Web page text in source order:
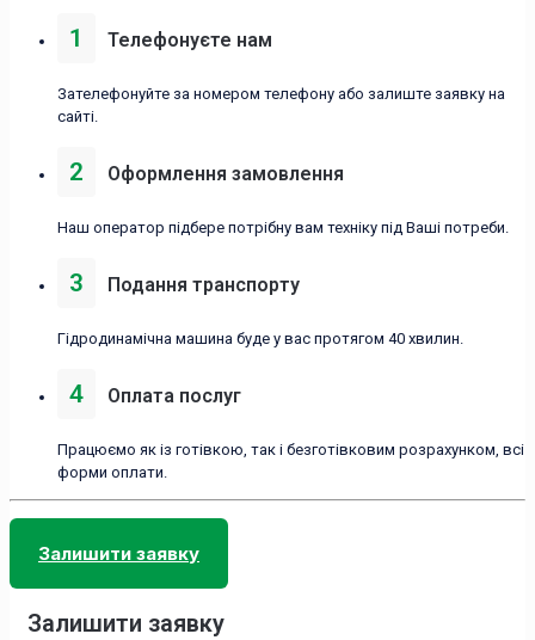
1 Телефонуєте нам
Зателефонуйте за номером телефону або залиште заявку на
сайті.
2 Оформлення замовлення
Наш оператор підбере потрібну вам техніку під Ваші потреби.
3 Подання транспорту
Гідродинамічна машина буде у вас протягом 40 хвилин.
4 Оплата послуг
Працюємо як із готівкою, так і безготівковим розрахунком, всі
форми оплати.
Залишити заявку
Залишити заявку